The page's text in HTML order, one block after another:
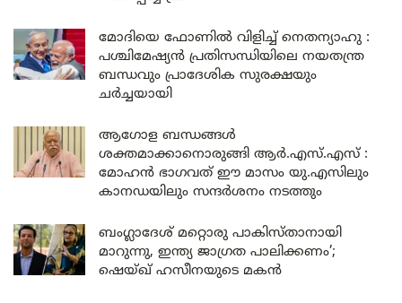
മോദിയെ ഫോണിൽ വിളിച്ച് നെതന്യാഹു :
പശ്ചിമേഷ്യൻ പ്രതിസന്ധിയിലെ നയതന്ത്ര
ബന്ധവും പ്രാദേശിക സുരക്ഷയും
ചർച്ചയായി
ആഗോള ബന്ധങ്ങൾ
ശക്തമാക്കാനൊരുങ്ങി ആർ.എസ്.എസ് :
മോഹൻ ഭാഗവത് ഈ മാസം യു.എസിലും
കാനഡയിലും സന്ദർശനം നടത്തും
ബംഗ്ലാദേശ് മറ്റൊരു പാകിസ്താനായി
മാറുന്നു, ഇന്ത്യ ജാഗ്രത പാലിക്കണം’;
ഷെയ്ഖ് ഹസീനയുടെ മകൻ